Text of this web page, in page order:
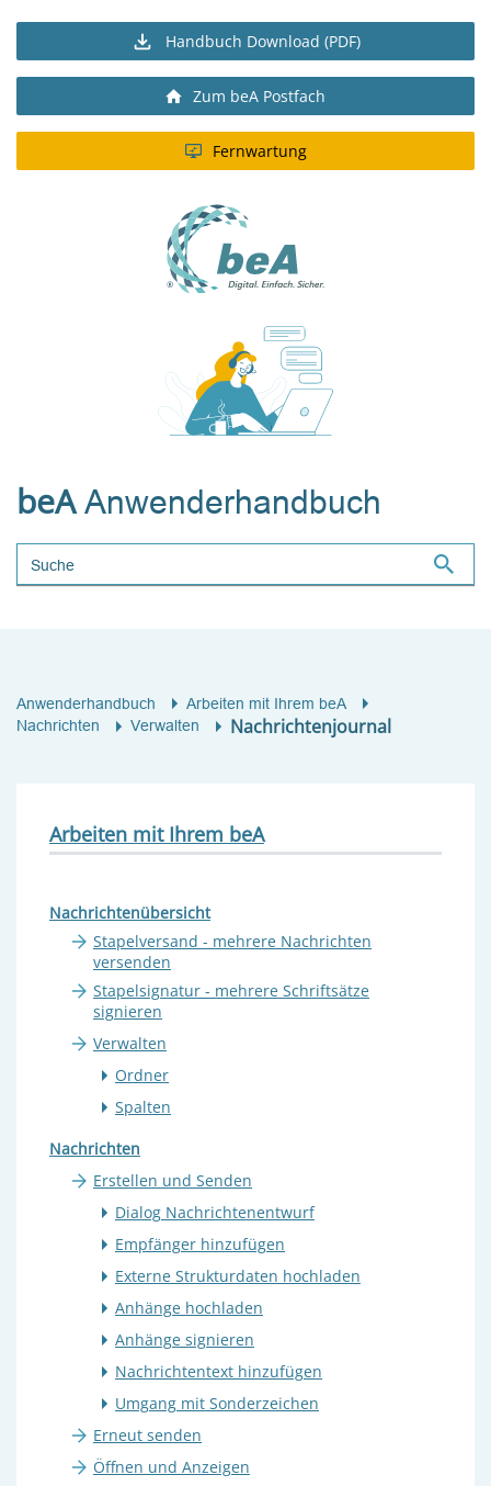
Handbuch Download (PDF)
Zum beA Postfach
Fernwartung
beAAnwenderhandbuch
Suchbegriff
Anwenderhandbuch
Arbeiten mit Ihrem beA
Nachrichten
Verwalten Nachrichtenjournal
Arbeiten mit Ihrem beA
Nachrichtenübersicht
Stapelversand - mehrere Nachrichten
versenden
Stapelsignatur - mehrere Schriftsätze
signieren
Verwalten
Ordner
Spalten
Nachrichten
Erstellen und Senden
Dialog Nachrichtenentwurf
Empfänger hinzufügen
Externe Strukturdaten hochladen
Anhänge hochladen
Anhänge signieren
Nachrichtentext hinzufügen
Umgang mit Sonderzeichen
Erneut senden
Öffnen und Anzeigen